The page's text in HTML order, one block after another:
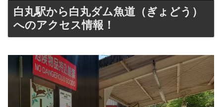
白丸駅から白丸ダム魚道（ぎょどう）
へのアクセス情報！